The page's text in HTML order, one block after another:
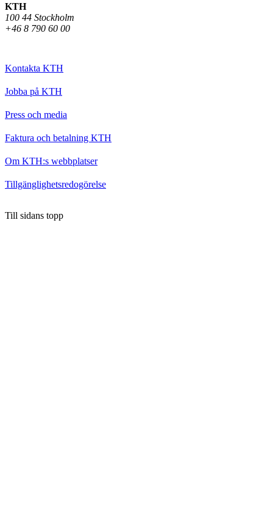
KTH
100 44 Stockholm
+46 8 790 60 00
Kontakta KTH
Jobba på KTH
Press och media
Faktura och betalning KTH
Om KTH:s webbplatser
Tillgänglighetsredogörelse
Till sidans topp